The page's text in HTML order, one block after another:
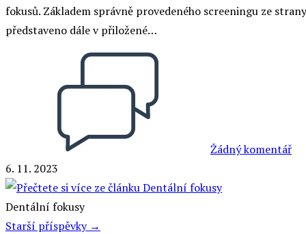
fokusů. Základem správně provedeného screeningu ze
představeno dále v přiložené…
Žádný komentář
6. 11. 2023
Dentální fokusy
Starší příspěvky →